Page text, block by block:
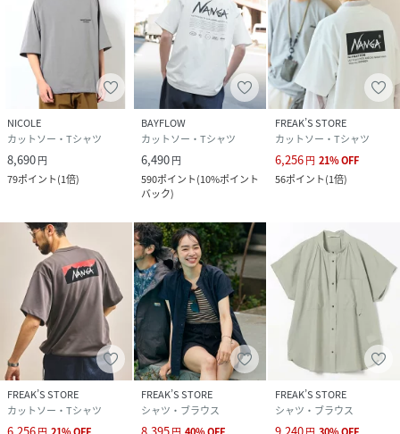
NICOLE
カットソー・Tシャツ
8,690円
79ポイント(1倍)
BAYFLOW
カットソー・Tシャツ
6,490円
590ポイント(10%ポイント
バック)
FREAK’S STORE
カットソー・Tシャツ
6,256円 21%OFF
56ポイント(1倍)
FREAK’S STORE
カットソー・Tシャツ
FREAK’S STORE
シャツ・ブラウス
FREAK’S STORE
シャツ・ブラウス